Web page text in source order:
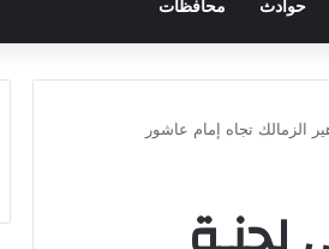
حوادث محافظات
الزمالك تجاه إمام عاشور